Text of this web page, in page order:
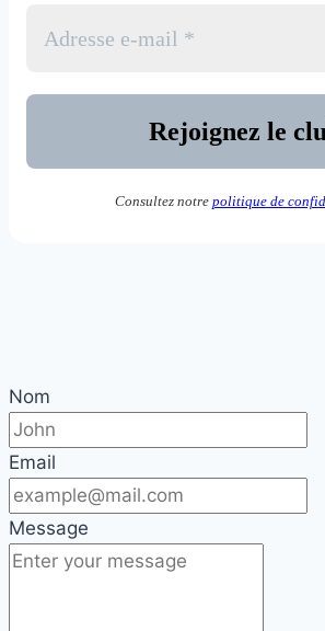
Consultez notre politique de
Nom
Email
Message